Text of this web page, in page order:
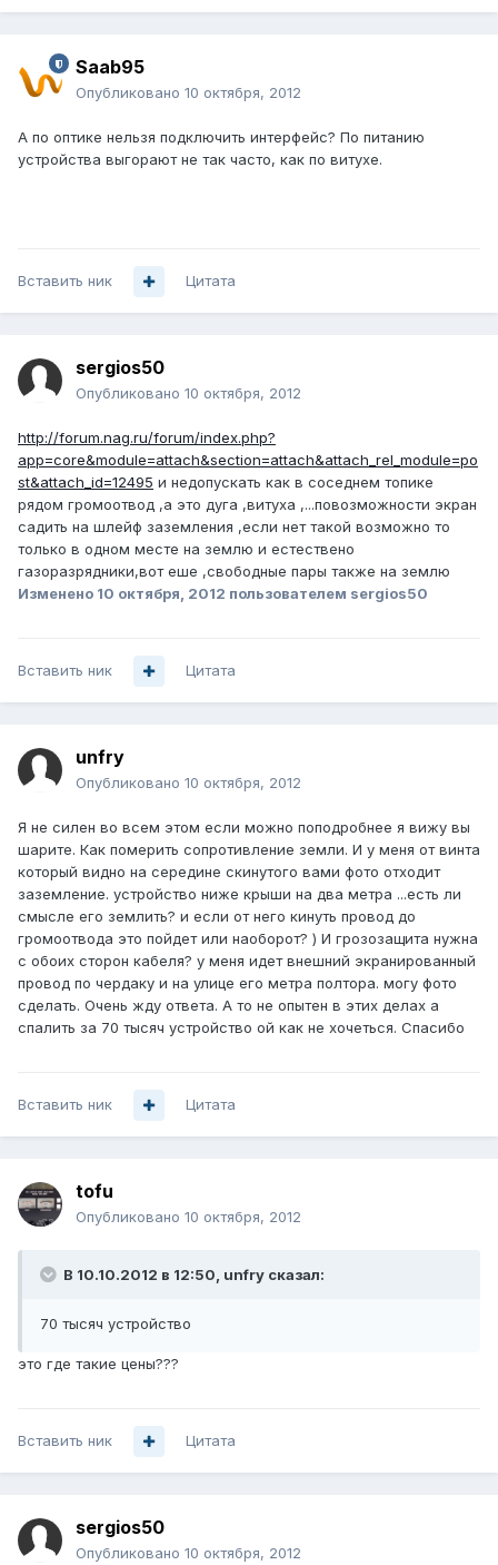
Saab95
Опубликовано 10 октября, 2012
А по оптике нельзя подключить интерфейс? По питанию
устройства выгорают не так часто, как по витухе.
Вставить ник Цитата
sergios50
Опубликовано 10 октября, 2012
http://forum.nag.ru/forum/index.php?
app=core&module=attach&section=attach&attach_rel_module=po
st&attach_id=12495 и недопускать как в соседнем топике
рядом громоотвод ,а это дуга ,витуха ,...повозможности экран
садить на шлейф заземления ,если нет такой возможно то
только в одном месте на землю и естествено
газоразрядники,вот еше ,свободные пары также на землю
Изменено 10 октября, 2012 пользователем sergios50
Вставить ник Цитата
unfry
Опубликовано 10 октября, 2012
Я не силен во всем этом если можно поподробнее я вижу вы
шарите. Как померить сопротивление земли. И у меня от винта
который видно на середине скинутого вами фото отходит
заземление. устройство ниже крыши на два метра ...есть ли
смысле его землить? и если от него кинуть провод до
громоотвода это пойдет или наоборот? ) И грозозащита нужна
с обоих сторон кабеля? у меня идет внешний экранированный
провод по чердаку и на улице его метра полтора. могу фото
сделать. Очень жду ответа. А то не опытен в этих делах а
спалить за 70 тысяч устройство ой как не хочеться. Спасибо
Вставить ник Цитата
tofu
Опубликовано 10 октября, 2012
В 10.10.2012 в 12:50, unfry сказал:
70 тысяч устройство
это где такие цены???
Вставить ник Цитата
sergios50
Опубликовано 10 октября, 2012